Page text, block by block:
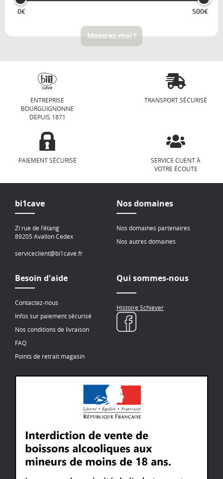
0€ 500€
Montrez-moi !
ENTREPRISE
BOURGUIGNONNE
DEPUIS 1871
TRANSPORT SÉCURISÉ
PAIEMENT SÉCURISÉ
SERVICE CLIENT À
VOTRE ÉCOUTE
bi1cave
ZI rue de l’étang
89205 Avallon Cedex
serviceclient@bi1cave.fr
Nos domaines
Nos domaines partenaires
Nos autres domaines
Besoin d'aide
Contactez-nous
Infos sur paiement sécurisé
Nos conditions de livraison
FAQ
Points de retrait magasin
Qui sommes-nous
Histoire Schiever